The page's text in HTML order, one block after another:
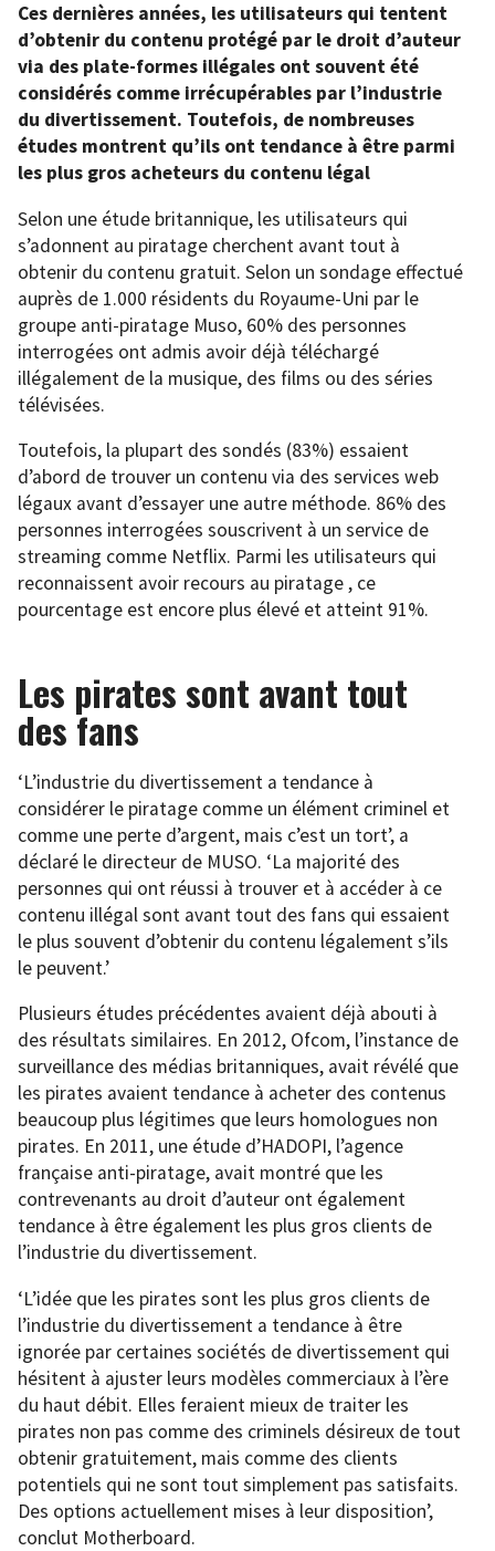
Ces dernières années, les utilisateurs qui tentent
d’obtenir du contenu protégé par le droit d’auteur
via des plate-formes illégales ont souvent été
considérés comme irrécupérables par l’industrie
du divertissement. Toutefois, de nombreuses
études montrent qu’ils ont tendance à être parmi
les plus gros acheteurs du contenu légal
Selon une étude britannique, les utilisateurs qui
s’adonnent au piratage cherchent avant tout à
obtenir du contenu gratuit. Selon un sondage effectué
auprès de 1.000 résidents du Royaume-Uni par le
groupe anti-piratage Muso, 60% des personnes
interrogées ont admis avoir déjà téléchargé
illégalement de la musique, des films ou des séries
télévisées.
Toutefois, la plupart des sondés (83%) essaient
d’abord de trouver un contenu via des services web
légaux avant d’essayer une autre méthode. 86% des
personnes interrogées souscrivent à un service de
streaming comme Netflix. Parmi les utilisateurs qui
reconnaissent avoir recours au piratage , ce
pourcentage est encore plus élevé et atteint 91%.
Les pirates sont avant tout
des fans
‘L’industrie du divertissement a tendance à
considérer le piratage comme un élément criminel et
comme une perte d’argent, mais c’est un tort’, a
déclaré le directeur de MUSO. ‘La majorité des
personnes qui ont réussi à trouver et à accéder à ce
contenu illégal sont avant tout des fans qui essaient
le plus souvent d’obtenir du contenu légalement s’ils
le peuvent.’
Plusieurs études précédentes avaient déjà abouti à
des résultats similaires. En 2012, Ofcom, l’instance de
surveillance des médias britanniques, avait révélé que
les pirates avaient tendance à acheter des contenus
beaucoup plus légitimes que leurs homologues non
pirates. En 2011, une étude d’HADOPI, l’agence
française anti-piratage, avait montré que les
contrevenants au droit d’auteur ont également
tendance à être également les plus gros clients de
l’industrie du divertissement.
‘L’idée que les pirates sont les plus gros clients de
l’industrie du divertissement a tendance à être
ignorée par certaines sociétés de divertissement qui
hésitent à ajuster leurs modèles commerciaux à l’ère
du haut débit. Elles feraient mieux de traiter les
pirates non pas comme des criminels désireux de tout
obtenir gratuitement, mais comme des clients
potentiels qui ne sont tout simplement pas satisfaits.
Des options actuellement mises à leur disposition’,
conclut Motherboard.